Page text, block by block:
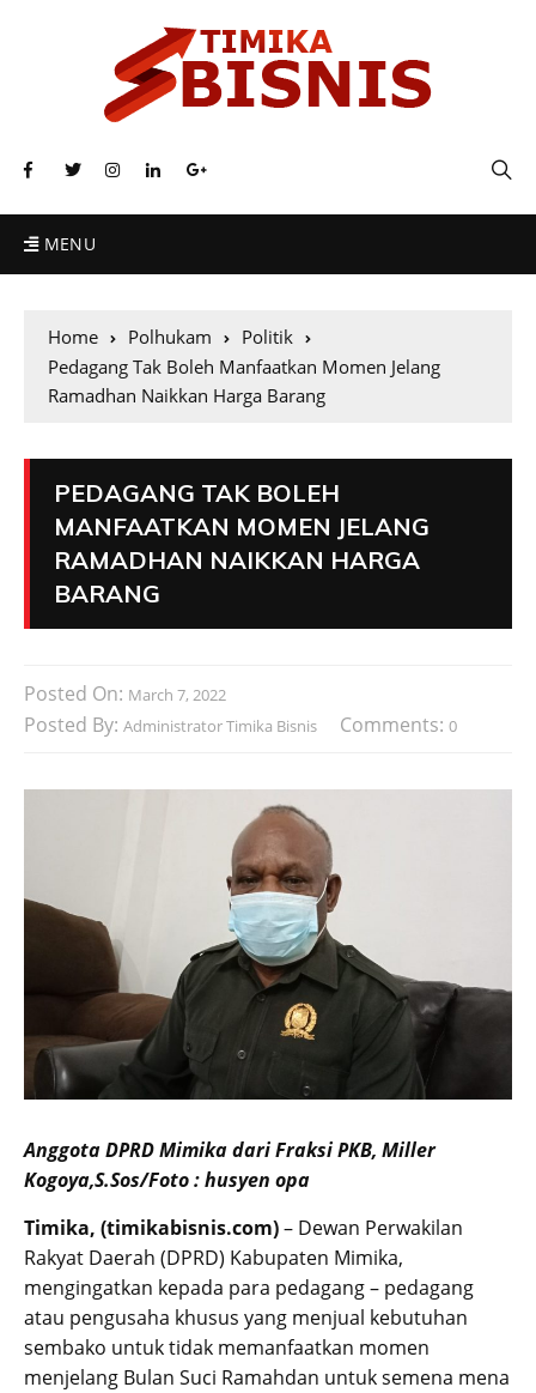
MENU
Home Polhukam
Politik
Pedagang Tak Boleh Manfaatkan Momen Jelang
Ramadhan Naikkan Harga Barang
PEDAGANG TAK BOLEH
MANFAATKAN MOMEN JELANG
RAMADHAN NAIKKAN HARGA
BARANG
Posted On: March 7, 2022
Posted By: Administrator Timika Bisnis Comments: 0
Anggota DPRD Mimika dari Fraksi PKB, Miller
Kogoya,S.Sos/Foto : husyen opa
Timika, (timikabisnis.com)– Dewan Perwakilan
Rakyat Daerah (DPRD) Kabupaten Mimika,
mengingatkan kepada para pedagang – pedagang
atau pengusaha khusus yang menjual kebutuhan
sembako untuk tidak memanfaatkan momen
menjelang Bulan Suci Ramahdan untuk semena mena